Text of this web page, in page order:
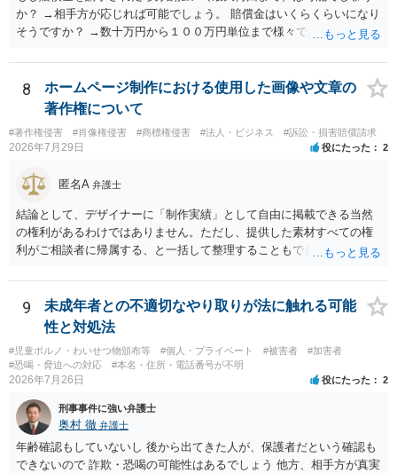
か？ →相手方が応じれば可能でしょう。 賠償金はいくらくらいになり
そうですか？ →数十万円から１００万円単位まで様々であり、不明で
渉が行われ、双方合意に至れば支払が開始され、決裂して相手方が訴
訟提起を選択すれば訴訟の中で解決がなされる流れが通常です。
8
ホームページ制作における使用した画像や文章の
著作権について
#著作権侵害 #肖像権侵害 #商標権侵害 #法人・ビジネス #訴訟・損害賠償請求
2026年7月29日 役にたった 2
匿名A 弁護士
結論として、デザイナーに「制作実績」として自由に掲載できる当然
の権利があるわけではありません。ただし、提供した素材すべての権
利がご相談者に帰属する、と一括して整理することもできません。 ご
身が著作権者です。 他方、ブランド名、文字主体のロゴ、商品情報、
短いキャッチコピー、販売コンセプトなどは、通常、著作物には当た
りません。ただし、ロゴに独自の図形やイラスト等が含まれる場合に
は、その表現部分が著作物となる可能性があります。 また、人物写真
の著作権は撮影者に、肖像に関する権利は被写体本人に帰属します
（著作権法2条・17条）。 ウェブサイト全体に当然に著作権が生じる
等は別として、一般的なレイアウトや配色、依頼者から提供された素
材を希望に沿って配置した部分には、通常、著作物性は認められにく
いと考えられます。仮に具体的な画面構成の一部に創作性が認められ
ても、その権利は当該部分に限られ、ご相談者の写真や文章等を制作
9
未成年者との不適切なやり取りが法に触れる可能
性と対処法
#児童ポルノ・わいせつ物頒布等 #個人・プライベート #被害者
#加害者
#恐喝・脅迫への対応
#本名・住所・電話番号が不明
2026年7月26日 役にたった 2
刑事事件に強い弁護士
奥村 徹 弁護士
年齢確認もしていないし 後から出てきた人が、保護者だという確認も
できないので 詐欺・恐喝の可能性はあるでしょう 他方、相手方が真実